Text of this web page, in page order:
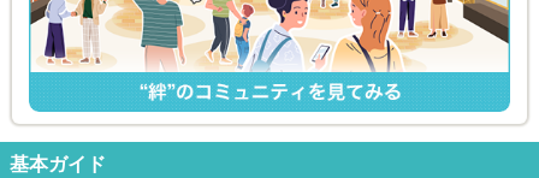
基本ガイド